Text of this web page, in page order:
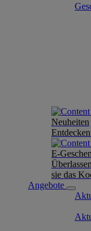
Neuheiten
E-
sie das
Angebote